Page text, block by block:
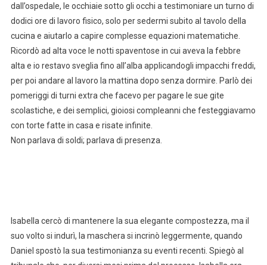
dall’ospedale, le occhiaie sotto gli occhi a testimoniare un turno di
dodici ore di lavoro fisico, solo per sedermi subito al tavolo della
cucina e aiutarlo a capire complesse equazioni matematiche.
Ricordò ad alta voce le notti spaventose in cui aveva la febbre
alta e io restavo sveglia fino all’alba applicandogli impacchi freddi,
per poi andare al lavoro la mattina dopo senza dormire. Parlò dei
pomeriggi di turni extra che facevo per pagare le sue gite
scolastiche, e dei semplici, gioiosi compleanni che festeggiavamo
con torte fatte in casa e risate infinite.
Non parlava di soldi; parlava di presenza.
Isabella cercò di mantenere la sua elegante compostezza, ma il
suo volto si indurì, la maschera si incrinò leggermente, quando
Daniel spostò la sua testimonianza su eventi recenti. Spiegò al